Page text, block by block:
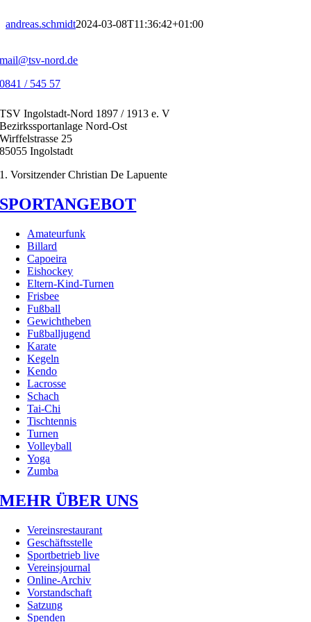
Inhalt
andreas.schmidt2024-03-08T11:36:42+01:00
mail@tsv-nord.de
0841 / 545 57
TSV Ingolstadt-Nord 1897 / 1913 e. V
Bezirkssportanlage Nord-Ost
Wirffelstrasse 25
85055 Ingolstadt
1. Vorsitzender Christian De Lapuente
SPORTANGEBOT
Amateurfunk
Billard
Capoeira
Eishockey
Eltern-Kind-Turnen
Frisbee
Fußball
Gewichtheben
Fußballjugend
Karate
Kegeln
Kendo
Lacrosse
Schach
Tai-Chi
Tischtennis
Turnen
Volleyball
Yoga
Zumba
MEHR ÜBER UNS
Vereinsrestaurant
Geschäftsstelle
Sportbetrieb live
Vereinsjournal
Online-Archiv
Vorstandschaft
Satzung
Spenden